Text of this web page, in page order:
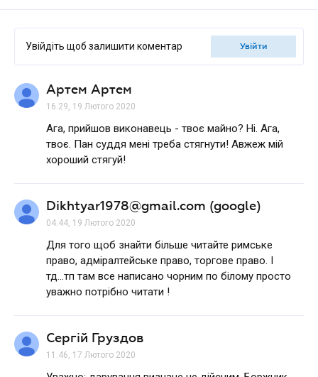
Увійдіть щоб залишити коментар увійти
Артем Артем
16.29, 19 Лютого 2020
Ага, прийшов виконавець - твоє майно? Ні. Ага,
твоє. Пан суддя мені треба стягнути! Авжеж мій
хороший стягуй!
Dikhtyar1978@gmail.com (google)
04.44, 19 Лютого 2020
Для того щоб знайти більше читайте римське
право, адміралтейське право, торгове право. І
тд...тп там все написано чорним по білому просто
уважно потрібно читати !
Сергій Груздов
11.46, 17 Лютого 2020